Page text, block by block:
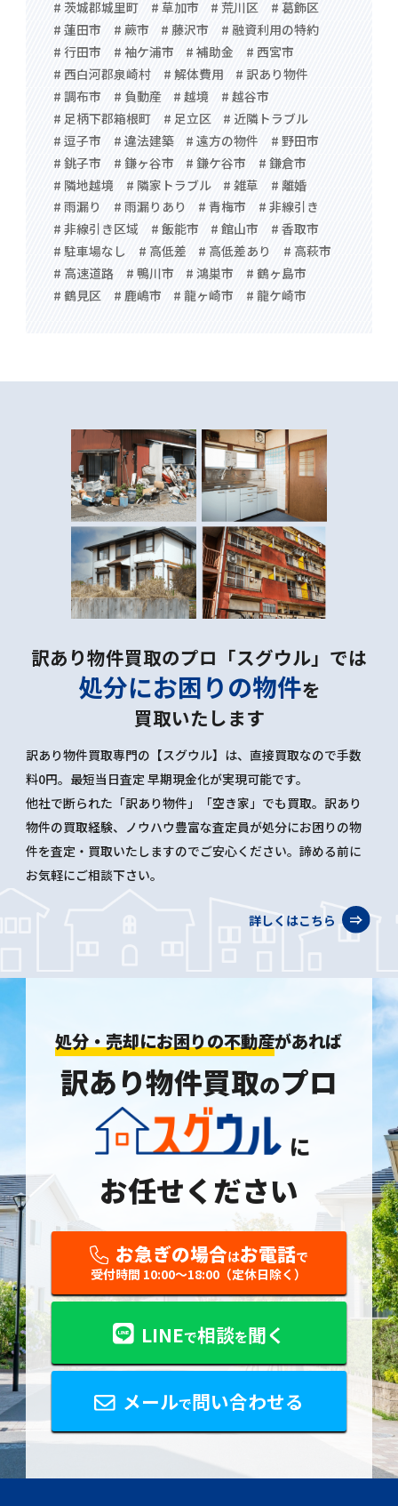
# 茨城郡城里町
# 草加市 # 荒川区
# 葛飾区
# 蓮田市
# 蕨市 # 藤沢市
# 融資利用の特約
# 行田市
# 袖ケ浦市 # 補助金
# 西宮市
# 西白河郡泉崎村
# 解体費用
# 訳あり物件
# 調布市
# 負動産 # 越境
# 越谷市
# 足柄下郡箱根町
# 足立区
# 近隣トラブル
# 逗子市
# 違法建築 # 遠方の物件
# 野田市
# 銚子市
# 鎌ヶ谷市 # 鎌ケ谷市
# 鎌倉市
# 隣地越境
# 隣家トラブル # 雑草
# 離婚
# 雨漏り
# 雨漏りあり # 青梅市
# 非線引き
# 非線引き区域
# 飯能市 # 館山市
# 香取市
# 駐車場なし
# 高低差 # 高低差あり
# 高萩市
# 高速道路
# 鴨川市 # 鴻巣市
# 鶴ヶ島市
# 鶴見区
# 鹿嶋市 # 龍ヶ崎市 # 龍ケ崎市
訳あり物件買取のプロ「スグウル」では
処分にお困りの物件を
買取いたします
訳あり物件買取専門の【スグウル】は、直接買取なので手数
料0円。最短当日査定 早期現金化が実現可能です。
他社で断られた「訳あり物件」「空き家」でも買取。訳あり
物件の買取経験、ノウハウ豊富な査定員が処分にお困りの物
件を査定・買取いたしますのでご安心ください。諦める前に
お気軽にご相談下さい。
詳しくはこちら
処分・売却にお困りの不動産があれば
訳あり物件買取のプロ
に
お任せください
お急ぎの場合はお電話で
受付時間 10:00〜18:00（定休日除く）
LINEで相談を聞く
メールで問い合わせる